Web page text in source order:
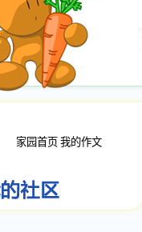
家园首页 我的作文